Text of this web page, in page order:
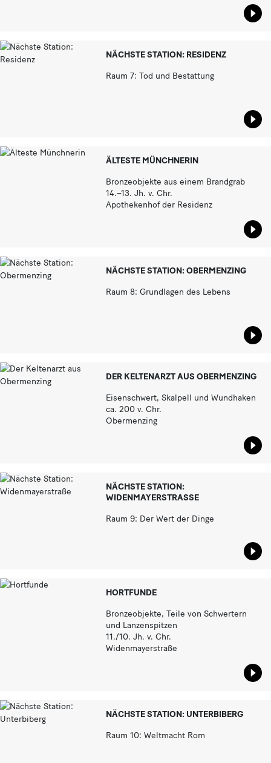
NÄCHSTE STATION: RESIDENZ
Raum 7: Tod und Bestattung
ÄLTESTE MÜNCHNERIN
Bronzeobjekte aus einem Brandgrab
14.–13. Jh. v. Chr.
Apothekenhof der Residenz
NÄCHSTE STATION: OBERMENZING
Raum 8: Grundlagen des Lebens
DER KELTENARZT AUS OBERMENZING
Eisenschwert, Skalpell und Wundhaken
ca. 200 v. Chr.
Obermenzing
NÄCHSTE STATION:
WIDENMAYERSTRASSE
Raum 9: Der Wert der Dinge
HORTFUNDE
Bronzeobjekte, Teile von Schwertern
und Lanzenspitzen
11./10. Jh. v. Chr.
Widenmayerstraße
NÄCHSTE STATION: UNTERBIBERG
Raum 10: Weltmacht Rom